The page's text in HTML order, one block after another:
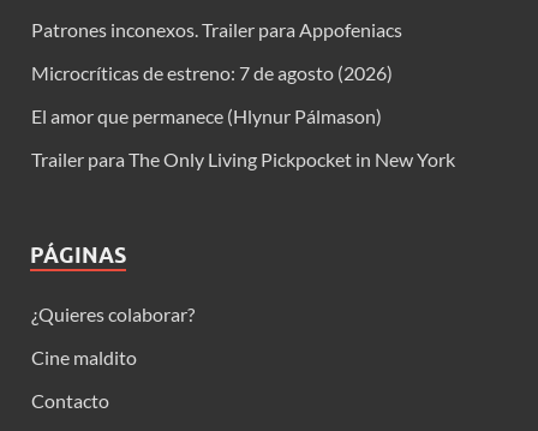
Patrones inconexos. Trailer para Appofeniacs
Microcríticas de estreno: 7 de agosto (2026)
El amor que permanece (Hlynur Pálmason)
Trailer para The Only Living Pickpocket in New York
PÁGINAS
¿Quieres colaborar?
Cine maldito
Contacto